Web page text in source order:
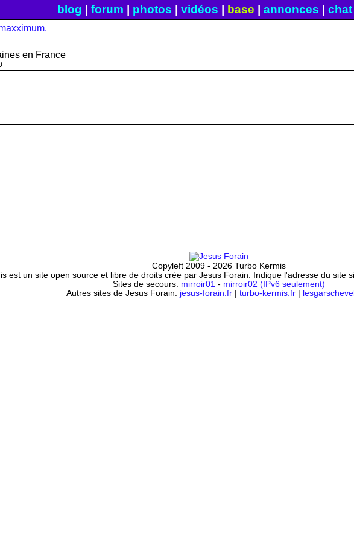
blog forum photos vidéos base annonces chat|
en France
Copyleft 2009 - 2026 Turbo Kermis
est un site open source et libre de droits crée par Jesus Forain. Indique l'adresse du site
Sites de secours: mirroir01 - mirroir02 (IPv6 seulement)
Autres sites de Jesus Forain: jesus-forain.fr| turbo-kermis.fr|